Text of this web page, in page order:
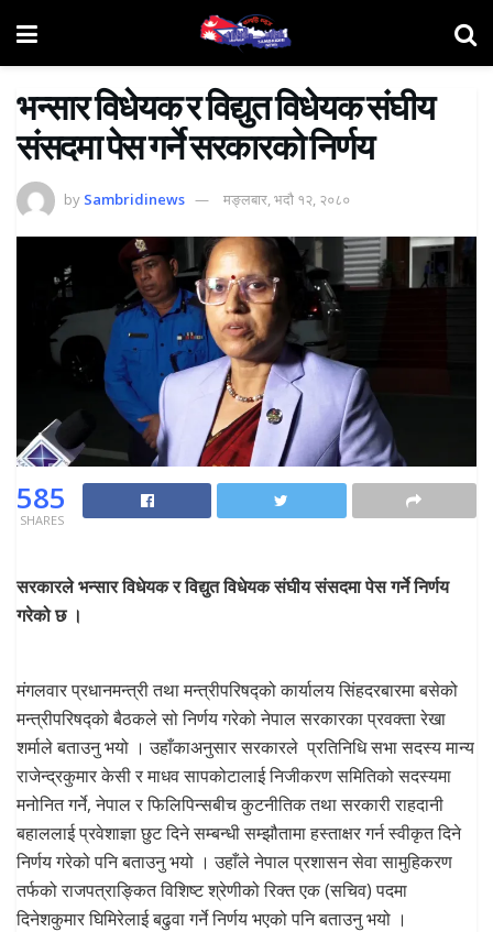
भन्सार विधेयक र विद्युत विधेयक संघीय
संसदमा पेस गर्ने सरकारको निर्णय
by Sambridinews मङ्लबार, भदौ १२, २०८०
585
SHARES
सरकारले भन्सार विधेयक र विद्युत विधेयक संघीय संसदमा पेस गर्ने निर्णय
गरेको छ ।
मंगलवार प्रधानमन्त्री तथा मन्त्रीपरिषद्को कार्यालय सिंहदरबारमा बसेको
मन्त्रीपरिषद्को बैठकले सो निर्णय गरेको नेपाल सरकारका प्रवक्ता रेखा
शर्माले बताउनु भयो । उहाँकाअनुसार सरकारले प्रतिनिधि सभा सदस्य मान्य
राजेन्द्रकुमार केसी र माधव सापकोटालाई निजीकरण समितिको सदस्यमा
मनोनित गर्ने, नेपाल र फिलिपिन्सबीच कुटनीतिक तथा सरकारी राहदानी
बहाललाई प्रवेशाज्ञा छुट दिने सम्बन्धी सम्झौतामा हस्ताक्षर गर्न स्वीकृत दिने
निर्णय गरेको पनि बताउनु भयो । उहाँले नेपाल प्रशासन सेवा सामुहिकरण
तर्फको राजपत्राङ्कित विशिष्ट श्रेणीको रिक्त एक (सचिव) पदमा
दिनेशकुमार घिमिरेलाई बढुवा गर्ने निर्णय भएको पनि बताउनु भयो ।